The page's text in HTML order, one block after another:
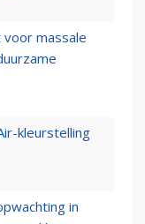
massale
kleurstelling
in